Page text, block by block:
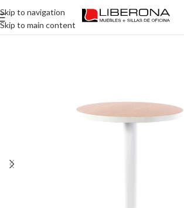
Skip to navigation
Skip to main content